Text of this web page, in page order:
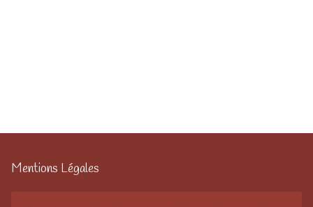
Mentions Légales